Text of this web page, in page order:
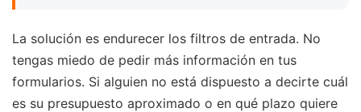
La solución es endurecer los filtros de entrada. No
tengas miedo de pedir más información en tus
formularios. Si alguien no está dispuesto a decirte cuál
es su presupuesto aproximado o en qué plazo quiere